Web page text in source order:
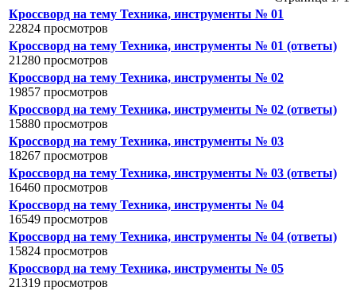
Кроссворд на тему Техника, инструменты № 01
22824 просмотров
Кроссворд на тему Техника, инструменты № 01 (ответы)
21280 просмотров
Кроссворд на тему Техника, инструменты № 02
19857 просмотров
Кроссворд на тему Техника, инструменты № 02 (ответы)
15880 просмотров
Кроссворд на тему Техника, инструменты № 03
18267 просмотров
Кроссворд на тему Техника, инструменты № 03 (ответы)
16460 просмотров
Кроссворд на тему Техника, инструменты № 04
16549 просмотров
Кроссворд на тему Техника, инструменты № 04 (ответы)
15824 просмотров
Кроссворд на тему Техника, инструменты № 05
21319 просмотров